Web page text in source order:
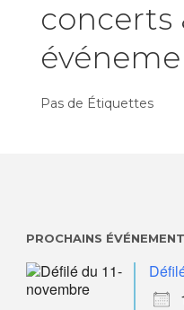
concerts
Pas de Étiquettes
PROCHAINS